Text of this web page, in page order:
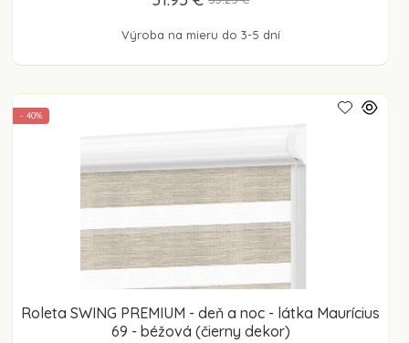
Výroba na mieru do 3-5 dní
Roleta SWING PREMIUM - deň a noc - látka Maurícius
69 - béžová (čierny dekor)
- 40%